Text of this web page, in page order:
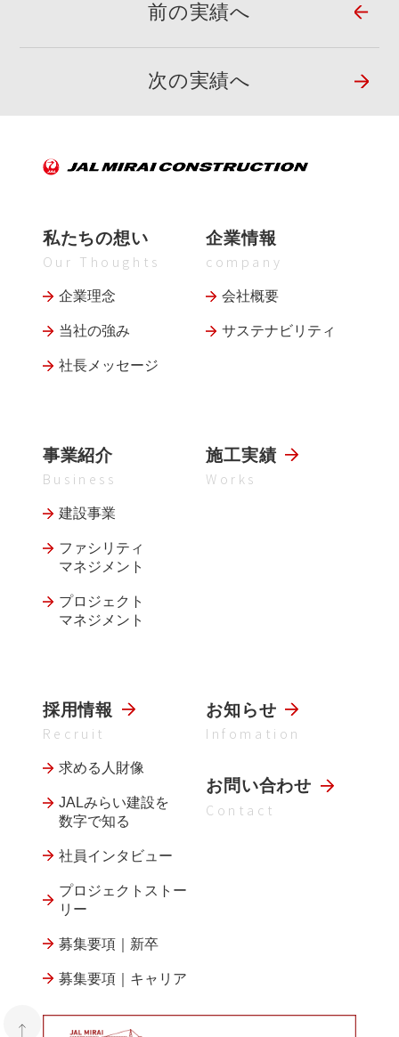
前の実績へ
次の実績へ
私たちの想い
Our Thoughts
企業理念
当社の強み
社長メッセージ
企業情報
company
会社概要
サステナビリティ
事業紹介
Business
建設事業
ファシリティ
マネジメント
プロジェクト
マネジメント
施工実績
Works
採用情報
Recruit
求める人財像
JALみらい建設を
数字で知る
社員インタビュー
プロジェクトストー
リー
募集要項｜新卒
募集要項｜キャリア
お知らせ
Infomation
お問い合わせ
Contact